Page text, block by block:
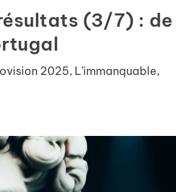
(3/7) : de
2025, L'immanquable,